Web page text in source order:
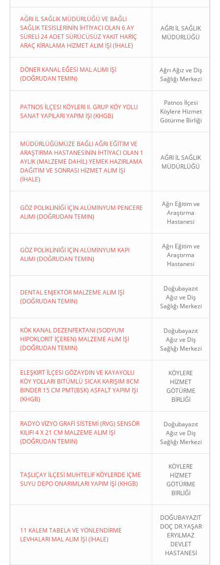
AĞRI İL SAĞLIK MÜDÜRLÜĞÜ VE BAĞLI
SAĞLIK TESİSLERİNİN İHTİYACI OLAN 6 AY
SÜRELİ 24 ADET SÜRÜCÜSÜZ YAKIT HARİÇ
ARAÇ KİRALAMA HİZMET ALIM İŞİ (İHALE)
AĞRI İL SAĞLIK
MÜDÜRLÜĞÜ
DÖNER KANAL EĞESİ MAL ALIMI İŞİ
(DOĞRUDAN TEMIN)
Ağrı Ağız ve Diş
Sağlığı Merkezi
PATNOS İLÇESI KÖYLERI II. GRUP KÖY YOLU
SANAT YAPILARI YAPIM İŞI (KHGB)
Patnos İlçesi
Köylere Hizmet
Götürme Birliği
MÜDÜRLÜĞÜMÜZE BAĞLI AĞRI EĞİTİM VE
ARAŞTIRMA HASTANESİNİN İHTİYACI OLAN 1
AYLIK (MALZEME DAHİL) YEMEK HAZIRLAMA
DAĞITIM VE SONRASI HİZMET ALIM İŞİ
(İHALE)
AĞRI İL SAĞLIK
MÜDÜRLÜĞÜ
GÖZ POLİKLİNİĞİ İÇİN ALÜMİNYUM PENCERE
ALIMI (DOĞRUDAN TEMIN)
Ağrı Eğitim ve
Araştırma
Hastanesi
GÖZ POLİKLİNİĞİ İÇİN ALÜMİNYUM KAPI
ALIMI (DOĞRUDAN TEMIN)
Ağrı Eğitim ve
Araştırma
Hastanesi
DENTAL ENJEKTÖR MALZEME ALIM İŞİ
(DOĞRUDAN TEMIN)
Doğubayazıt
Ağız ve Diş
Sağlığı Merkezi
KÖK KANAL DEZENFEKTANI (SODYUM
HİPOKLORİT İÇEREN) MALZEME ALIM İŞİ
(DOĞRUDAN TEMIN)
Doğubayazıt
Ağız ve Diş
Sağlığı Merkezi
ELEŞKIRT İLÇESI GÖZAYDIN VE KAYAYOLU
KÖY YOLLARI BITÜMLÜ SICAK KARIŞIM 8CM
BINDER 15 CM PMT(BSK) ASFALT YAPIM İŞI
(KHGB)
KÖYLERE
HİZMET
GÖTÜRME
BİRLİĞİ
RADYO VİZYO GRAFİ SİSTEMİ (RVG) SENSÖR
KILIFI 4 X 21 CM MALZEME ALIM İŞİ
(DOĞRUDAN TEMIN)
Doğubayazıt
Ağız ve Diş
Sağlığı Merkezi
TAŞLIÇAY İLÇESİ MUHTELİF KÖYLERDE İÇME
SUYU DEPO ONARIMLARI YAPIM İŞİ (KHGB)
KÖYLERE
HİZMET
GÖTÜRME
BİRLİĞİ
11 KALEM TABELA VE YÖNLENDİRME
LEVHALARI MAL ALIM İŞİ (İHALE)
DOĞUBAYAZIT
DOÇ DR.YAŞAR
ERYILMAZ
DEVLET
HASTANESİ